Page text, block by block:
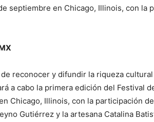
septiembre en Chicago, Illinois, con la
reconocer y difundir la riqueza
a cabo la primera edición del Festival
Chicago, Illinois, con la participación
Gutiérrez y la artesana Catalina